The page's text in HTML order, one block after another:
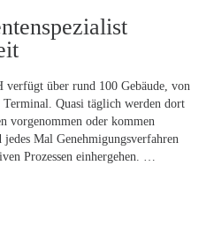
über rund 100 Gebäude, von
Quasi täglich werden dort
vorgenommen oder kommen
Mal Genehmigungsverfahren
Prozessen einhergehen. …